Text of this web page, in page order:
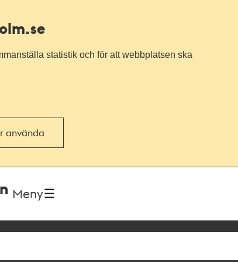
statistik och för att webbplatsen ska
använda
Meny